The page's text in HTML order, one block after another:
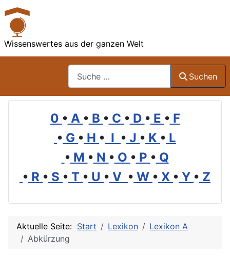
Wissenswertes aus der ganzen Welt
Suchen
0 • A • B • C • D • E • F
• G • H • I • J • K • L
• M • N • O • P • Q
• R • S • T • U • V • W • X • Y • Z
Aktuelle Seite: Start Lexikon
Lexikon A
Abkürzung